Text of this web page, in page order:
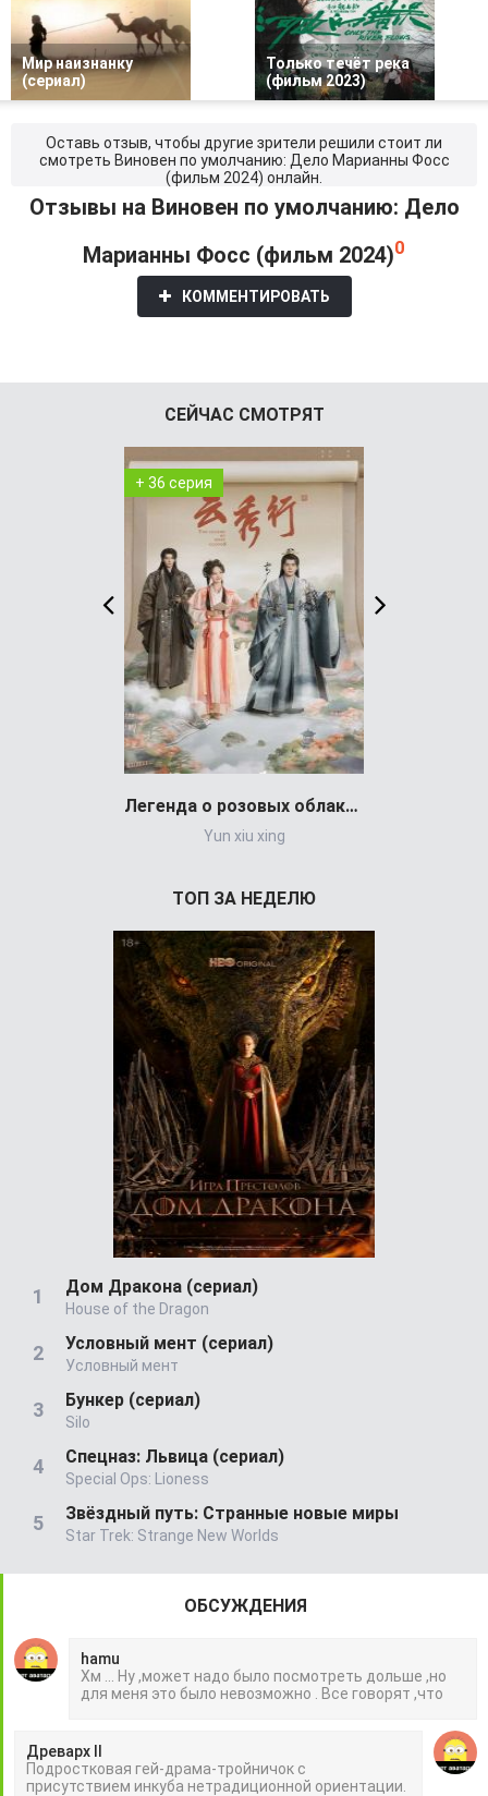
Мир наизнанку
(сериал)
Только течёт река
(фильм 2023)
Оставь отзыв, чтобы другие зрители решили стоит ли
смотреть Виновен по умолчанию: Дело Марианны Фосс
(фильм 2024) онлайн.
Отзывы на Виновен по умолчанию: Дело
Марианны Фосс (фильм 2024)0
КОММЕНТИРОВАТЬ
СЕЙЧАС СМОТРЯТ
+ 36 серия
Легенда о розовых облаках (сериал)
Yun xiu xing
ТОП ЗА НЕДЕЛЮ
Дом Дракона (сериал)
House of the Dragon
Условный мент (сериал)
Условный мент
Бункер (сериал)
Silo
Спецназ: Львица (сериал)
Special Ops: Lioness
Звёздный путь: Странные новые миры
Star Trek: Strange New Worlds
ОБСУЖДЕНИЯ
hamu
Хм ... Ну ,может надо было посмотреть дольше ,но
для меня это было невозможно . Все говорят ,что
Древарх II
Подростковая гей-драма-тройничок с
присутствием инкуба нетрадиционной ориентации.